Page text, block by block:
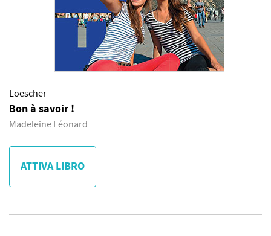
Loescher
Bon à savoir !
Madeleine Léonard
ATTIVA LIBRO